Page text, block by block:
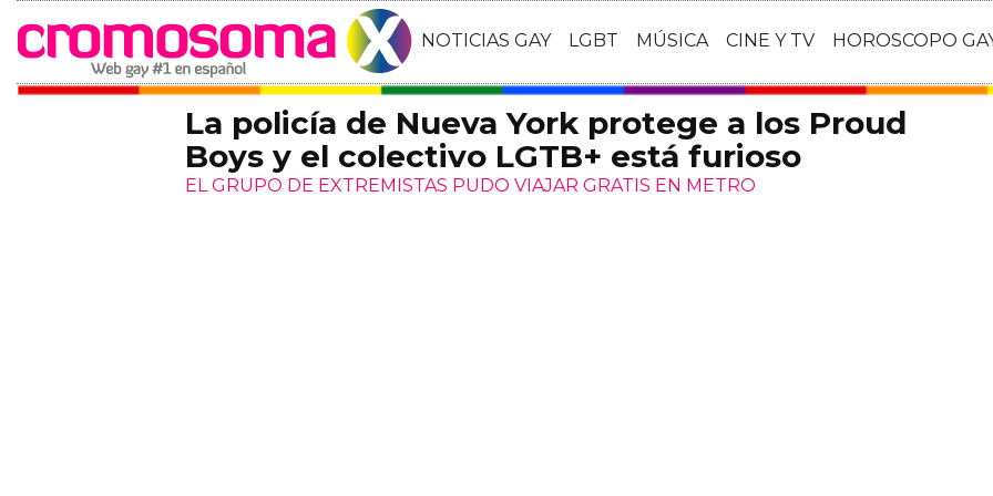
NOTICIAS GAY LGBT MÚSICA CINE Y TV HOROSCOPO
La policía de Nueva York protege a los Proud
Boys y el colectivo LGTB+ está furioso
EL GRUPO DE EXTREMISTAS PUDO VIAJAR GRATIS EN METRO